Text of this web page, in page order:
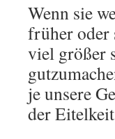
Wenn sie
früher oder
viel größer
je unsere
der